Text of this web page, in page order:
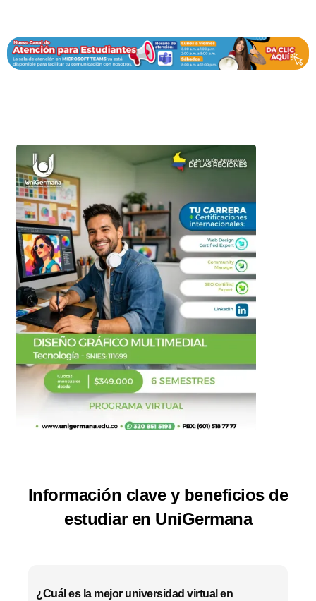
Información clave y beneficios de
estudiar en UniGermana
¿Cuál es la mejor universidad virtual en